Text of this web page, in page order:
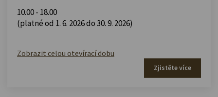
10.00 - 18.00
(platné od 1. 6. 2026 do 30. 9. 2026)
Zobrazit celou otevírací dobu
Zjistěte více